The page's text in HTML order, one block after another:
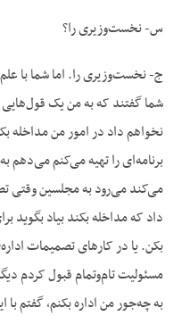
س- نخست‌وزیری را؟
ج- نخست‌وزیری را. اما شما با
شما گفتند که به من یک
نخواهم داد در امور من مداخله
برنامه‌ای را تهیه می‌کنم می‌دهم
می‌کند می‌رود به مجلسین وقتی
داد که مداخله بکند بیاد بگوید
بکن. یا در کارهای تصمیمات
مسئولیت تام‌وتمام قبول کردم
به چه‌جور من اداره بکنم، گفتم با